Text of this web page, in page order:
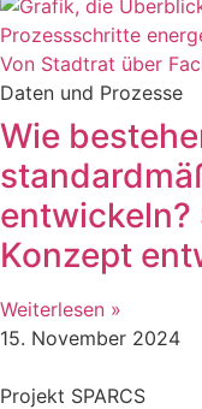
Daten und Prozesse
Wie
entwickeln?
Konzept
Weiterlesen »
15. November 2024
Projekt SPARCS